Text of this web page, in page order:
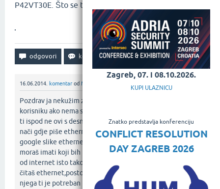
P42VT30E. Što se tiče konektora, evo ih:
16.06.2014. komentar od Matej Tolić
Pozdrav ja nekužim zašto ovi minusi nemogu pomoči
korisniku ako nema slike ?? no dobro zokii ovi utori koji su
ti ispod ne ovi s desne strane nego ovi ispod tamo moraš
nači gdje piše ethernet ako ne piše ethernet ukuaj na
google slike ethernet kabel i izbaciti če ti sliku takav kabal
moraš imati koji bih uključio u tv i naravno u modem(ruter)
od internet isto tako kako na tv tako i u modemu samo
čitaš ethernet,postoji druga varijanta a to je wi-fi usb za
njega ti je potreban modem i uključen wi-fi ako ga neznaš
Zagreb, 07. i 08.10.2026.
KUPI ULAZNICU
Znatko predstavlja konferenciju
CONFLICT RESOLUTION
DAY ZAGREB 2026